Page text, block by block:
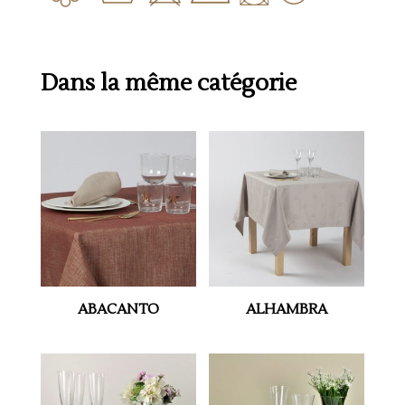
Dans la même catégorie
ABACANTO ALHAMBRA